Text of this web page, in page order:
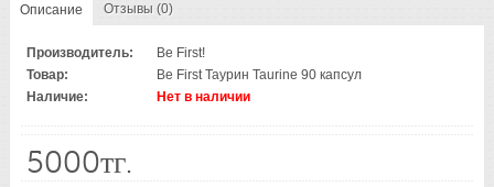
Описание Отзывы (0)
Производитель:
Be First!
Товар:
Be First Таурин Taurine 90 капсул
Наличие:
Нет в наличии
5000тг.